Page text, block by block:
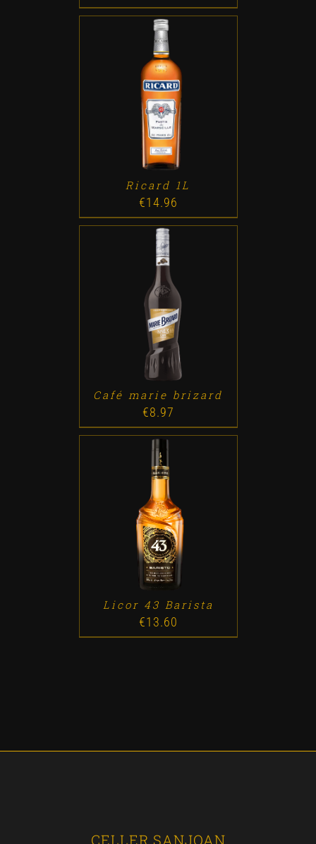
ADD TO CART / DETALLES
Ricard 1L
€14.96
ADD TO CART / DETALLES
Café marie brizard
€8.97
ADD TO CART / DETALLES
Licor 43 Barista
€13.60
CELLER SANJOAN